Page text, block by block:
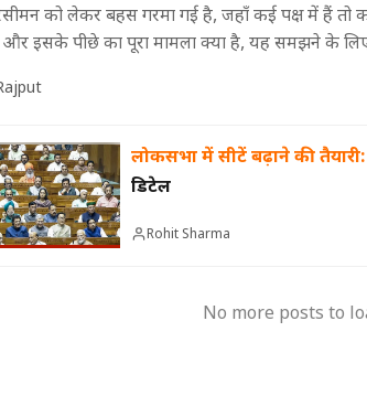
में बिजली गुल होने से
में मरीजों का इलाज
प्राइवेट कार,औचक
अर्थदंड...! IPS साहब की
स्टाइल से पुलिस महकमे में
में बड़ा खुलासा, 18 विभागों में 3,161
साल पुराने केस भी अटके
आयकर विभाग में मैन पॉवर
को लेकर बहस गरमा गई है, जहाँ कई पक्ष में हैं तो
और इसके पीछे का पूरा मामला क्या है, यह समझने के
लोकसभा में सीटें बढ़ाने की तैयारी:
डिटेल
Rohit Sharma
No more posts to